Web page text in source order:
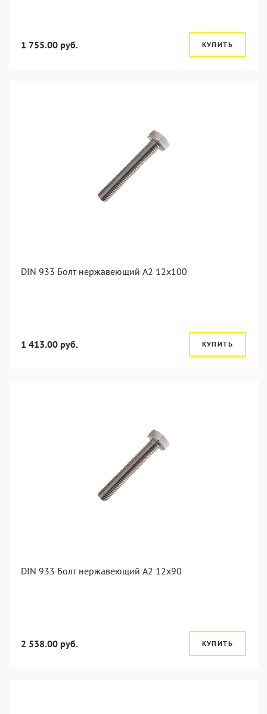
1 755.00 руб. КУПИТЬ
DIN 933 Болт нержавеющий А2 12х100
1 413.00 руб. КУПИТЬ
DIN 933 Болт нержавеющий А2 12х90
2 538.00 руб. КУПИТЬ